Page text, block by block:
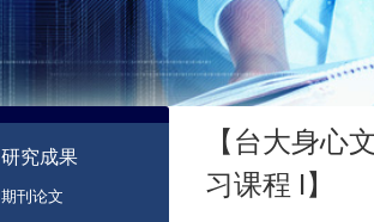
研究成果
期刊论文
【台大身心
习课程 I】